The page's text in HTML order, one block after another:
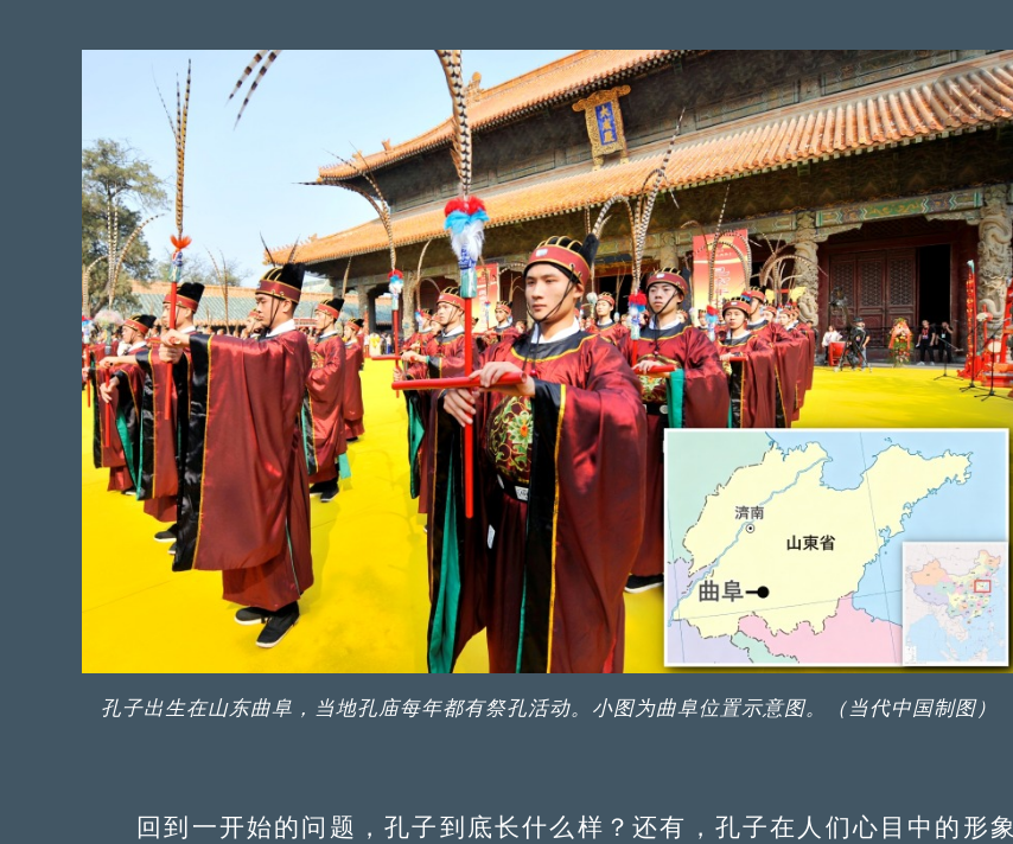
孔子出生在山东曲阜，当地孔庙每年都有祭孔活动。小图为曲阜位置示意图。（当代中国制图）
回到一开始的问题，孔子到底长什么样？还有，孔子在人们心目中的形象